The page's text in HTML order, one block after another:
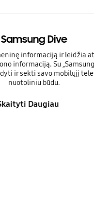
Samsung Dive
informaciją ir leidžia
informaciją. Su
ir sekti savo mobilųjį
nuotoliniu būdu.
Daugiau